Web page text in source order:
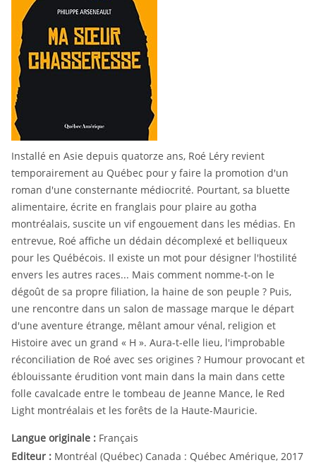
Installé en Asie depuis quatorze ans, Roé Léry revient
temporairement au Québec pour y faire la promotion d'un
roman d'une consternante médiocrité. Pourtant, sa bluette
alimentaire, écrite en franglais pour plaire au gotha
montréalais, suscite un vif engouement dans les médias. En
entrevue, Roé affiche un dédain décomplexé et belliqueux
pour les Québécois. Il existe un mot pour désigner l'hostilité
envers les autres races... Mais comment nomme-t-on le
dégoût de sa propre filiation, la haine de son peuple ? Puis,
une rencontre dans un salon de massage marque le départ
d'une aventure étrange, mêlant amour vénal, religion et
Histoire avec un grand « H ». Aura-t-elle lieu, l'improbable
réconciliation de Roé avec ses origines ? Humour provocant et
éblouissante érudition vont main dans la main dans cette
folle cavalcade entre le tombeau de Jeanne Mance, le Red
Light montréalais et les forêts de la Haute-Mauricie.
Langue originale : Français
Editeur : Montréal (Québec) Canada : Québec Amérique, 2017